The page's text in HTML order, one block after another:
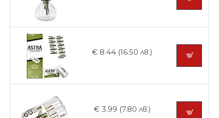
€ 8.44 (16.50 лв.)
€ 3.99 (7.80 лв.)